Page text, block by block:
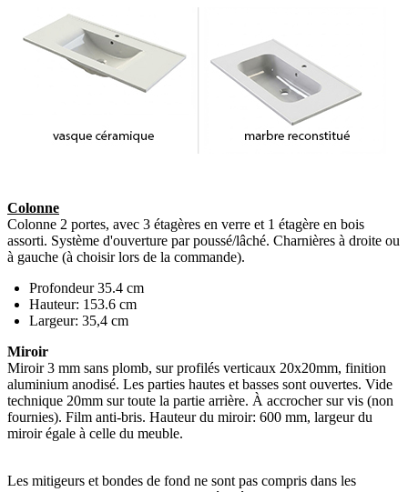
Colonne
Colonne 2 portes, avec 3 étagères en verre et 1 étagère en bois
assorti. Système d'ouverture par poussé/lâché. Charnières à droite ou
à gauche (à choisir lors de la commande).
Profondeur 35.4 cm
Hauteur: 153.6 cm
Largeur: 35,4 cm
Miroir
Miroir 3 mm sans plomb, sur profilés verticaux 20x20mm, finition
aluminium anodisé. Les parties hautes et basses sont ouvertes. Vide
technique 20mm sur toute la partie arrière. À accrocher sur vis (non
fournies). Film anti-bris. Hauteur du miroir: 600 mm, largeur du
miroir égale à celle du meuble.
Les mitigeurs et bondes de fond ne sont pas compris dans les